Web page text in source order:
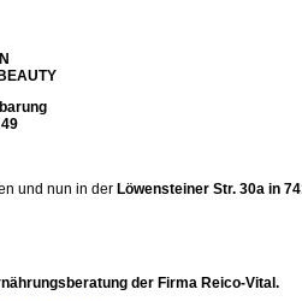
und nun in derLöwensteiner Str. 30a in
der Firma Reico-Vital.